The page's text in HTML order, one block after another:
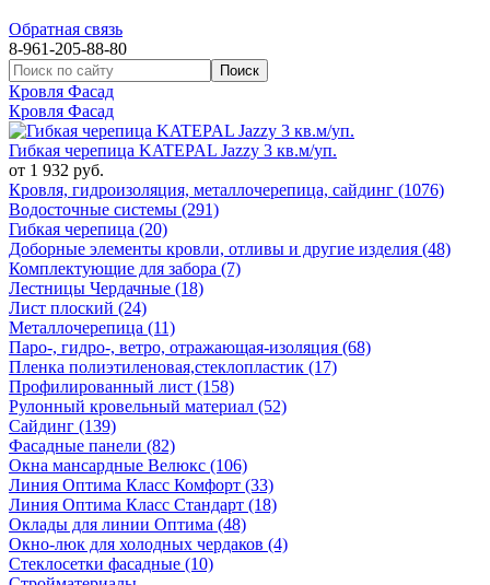
Обратная связь
8-961-205-88-80
Кровля Фасад
Кровля Фасад
Гибкая черепица KATEPAL Jazzy 3 кв.м/уп.
от 1 932 руб.
Кровля, гидроизоляция, металлочерепица, сайдинг (1076)
Водосточные системы (291)
Гибкая черепица (20)
Доборные элементы кровли, отливы и другие изделия (48)
Комплектующие для забора (7)
Лестницы Чердачные (18)
Лист плоский (24)
Металлочерепица (11)
Паро-, гидро-, ветро, отражающая-изоляция (68)
Пленка полиэтиленовая,стеклопластик (17)
Профилированный лист (158)
Рулонный кровельный материал (52)
Сайдинг (139)
Фасадные панели (82)
Окна мансардные Велюкс (106)
Линия Оптима Класс Комфорт (33)
Линия Оптима Класс Стандарт (18)
Оклады для линии Оптима (48)
Окно-люк для холодных чердаков (4)
Стеклосетки фасадные (10)